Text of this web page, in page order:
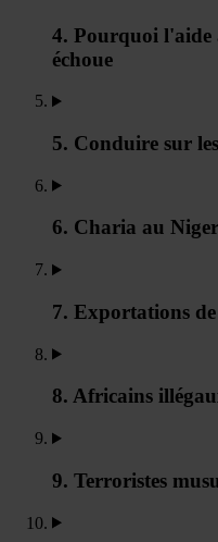
4. Pourquoi l'aide
échoue
5. Conduire sur
6. Charia au
7. Exportations
8. Africains
9. Terroristes